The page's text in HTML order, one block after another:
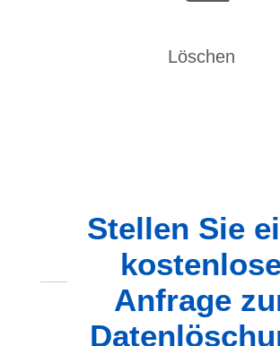
Löschen
Stellen Sie
Anfrage